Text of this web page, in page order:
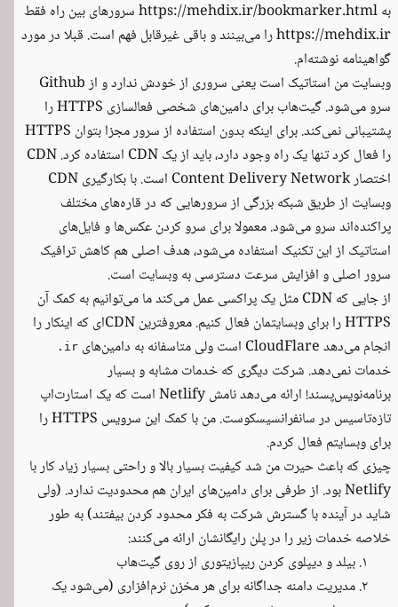
بهhttps://mehdix.ir/bookmarker.htmlسرورهای بین راه فقط
https://mehdix.ir را می‌بینند و باقی غیرقابل فهم است. قبلا در مورد
گواهینامهنوشته‌ام.
وبسایت من استاتیک است یعنی سروری از خودش ندارد و از Github
سرو می‌شود. گیت‌هاب برای دامین‌های شخصی فعالسازی HTTPS را
پشتیبانی نمی‌کند. برای اینکه بدون استفاده از سرور مجزا بتوان HTTPS
را فعال کرد تنها یک راه وجود دارد، باید از یک CDN استفاده کرد. CDN
اختصار Content Delivery Network است. با بکارگیری CDN
وبسایت از طریق شبکه بزرگی از سرورهایی که در قاره‌های مختلف
پراکنده‌اند سرو می‌شود. معمولا برای سرو کردن عکس‌ها و فایل‌های
استاتیک از این تکنیک استفاده می‌شود، هدف اصلی هم کاهش ترافیک
سرور اصلی و افزایش سرعت دسترسی به وبسایت است.
از جایی که CDN مثل یک پر‌اکسی عمل می‌کند ما می‌توانیم به کمک آن
HTTPS را برای وبسایتمان فعال کنیم. معروفترین CDN‌ای که اینکار را
انجام می‌دهد CloudFlare است ولی متاسفانه به دامین‌های
.ir
خدمات نمی‌دهد. شرکت دیگری که خدمات مشابه و بسیار
برنامه‌نویس‌پسند! ارائه می‌دهد نامشNetlifyاست که یک استارت‌اپ
تازه‌تاسیس در سانفرانسیسکوست. من با کمک این سرویس HTTPS را
برای وبسایتم فعال کردم.
چیزی که باعث حیرت من شد کیفیت بسیار بالا و راحتی بسیار زیاد کار با
Netlify بود. از طرفی برای دامین‌های ایران هم محدودیت ندارد. (ولی
شاید در آینده با گسترش شرکت به فکر محدود کردن بیفتند) به طور
خلاصه خدمات زیر را در پلن رایگانشان ارائه می‌کنند:
بیلد و دیپلوی کردن ریپازیتوری از روی گیت‌هاب
مدیریت دامنه جداگانه برای هر مخزن نرم‌افزاری (می‌شود یک